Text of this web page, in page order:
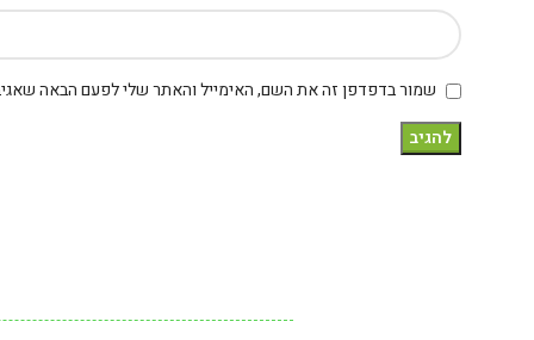
שמור בדפדפן זה את השם, האימייל והאתר שלי לפעם הבאה